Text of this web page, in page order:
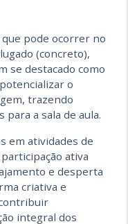
que pode ocorrer no
(concreto),
se destacado como
o
trazendo
a sala de aula.
em atividades de
ativa
e desperta
criativa e
integral dos